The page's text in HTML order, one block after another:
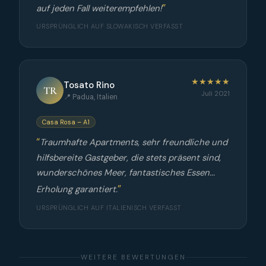
auf jeden Fall weiterempfehlen!
URSPRÜNGLICH AUF SLOWAKISCH VERFASST
TR Tosato Rino
📍 Padua, Italien
★★★★★
Juli 2021
Casa Rosa – A1
Traumhafte Apartments, sehr freundliche und
hilfsbereite Gastgeber, die stets präsent sind,
wunderschönes Meer, fantastisches Essen...
Erholung garantiert.
URSPRÜNGLICH AUF ITALIENISCH VERFASST
WEITERE BEWERTUNGEN